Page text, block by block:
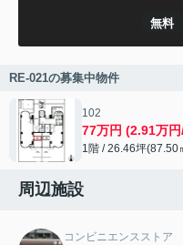
無料
RE-021の募集中物件
102
77万円 (2.91万
1階 / 26.46坪(87.50
周辺施設
コンビニエンスストア